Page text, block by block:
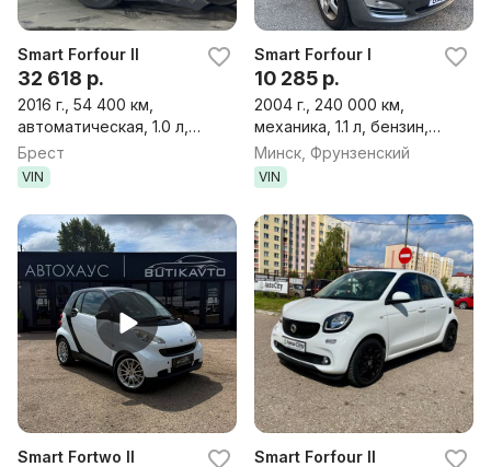
Smart Forfour II
32 618 р.
2016 г., 54 400 км,
автоматическая, 1.0 л,
бензин, хэтчбек
Брест
VIN
Smart Forfour I
10 285 р.
2004 г., 240 000 км,
механика, 1.1 л, бензин,
хэтчбек
Минск, Фрунзенский
VIN
Smart Fortwo II Smart Forfour II